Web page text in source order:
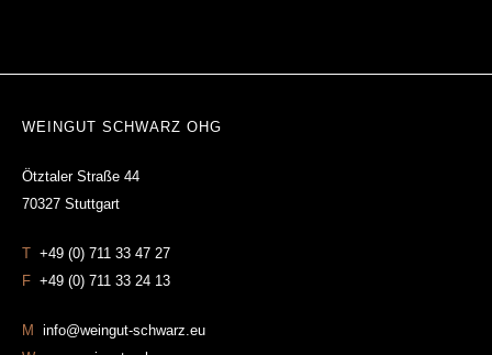
WEINGUT SCHWARZ OHG
Ötztaler Straße 44
70327 Stuttgart
T +49 (0) 711 33 47 27
F +49 (0) 711 33 24 13
M info@weingut-schwarz.eu